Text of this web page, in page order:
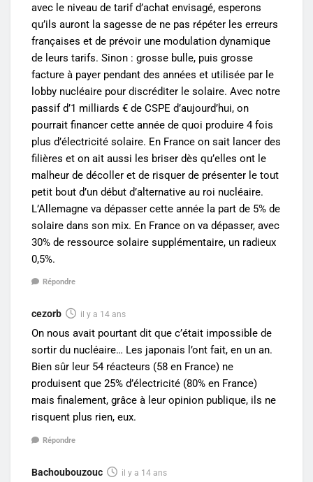
avec le niveau de tarif d’achat envisagé, esperons
qu’ils auront la sagesse de ne pas répéter les erreurs
françaises et de prévoir une modulation dynamique
de leurs tarifs. Sinon : grosse bulle, puis grosse
facture à payer pendant des années et utilisée par le
lobby nucléaire pour discréditer le solaire. Avec notre
passif d’1 milliards € de CSPE d’aujourd’hui, on
pourrait financer cette année de quoi produire 4 fois
plus d’électricité solaire. En France on sait lancer des
filières et on ait aussi les briser dès qu’elles ont le
malheur de décoller et de risquer de présenter le tout
petit bout d’un début d’alternative au roi nucléaire.
L’Allemagne va dépasser cette année la part de 5% de
solaire dans son mix. En France on va dépasser, avec
30% de ressource solaire supplémentaire, un radieux
0,5%.
Répondre
cezorb il y a 14 ans
On nous avait pourtant dit que c’était impossible de
sortir du nucléaire… Les japonais l’ont fait, en un an.
Bien sûr leur 54 réacteurs (58 en France) ne
produisent que 25% d’électricité (80% en France)
mais finalement, grâce à leur opinion publique, ils ne
risquent plus rien, eux.
Répondre
Bachoubouzouc il y a 14 ans